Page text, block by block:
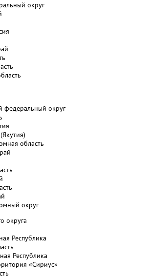
округ
федеральный округ
область
округ
округа
Республика
Республика
«Сириус»